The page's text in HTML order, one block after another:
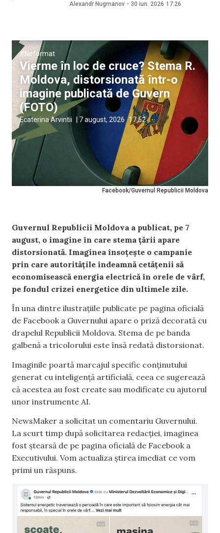
Alexandr Nugmanov - 30 iun. 2026 17:26
Facebook/Guvernul Republicii Moldova
#Neformat
Vierme în loc de cruce? Stema R.
Moldova, distorsionată într-o
imagine publicată de Guvern
(FOTO)
Ecaterina Arvintii 7 august, 2026 17:52
Guvernul Republicii Moldova a publicat, pe 7
august, o imagine în care stema țării apare
distorsionată. Imaginea însoțește o campanie
prin care autoritățile îndeamnă cetățenii să
economisească energia electrică în orele de vârf,
pe fondul crizei energetice din ultimele zile.
În una dintre ilustrațiile publicate pe pagina oficială
de Facebook a Guvernului apare o priză decorată cu
drapelul Republicii Moldova. Stema de pe banda
galbenă a tricolorului este însă redată distorsionat.
Imaginile poartă marcajul specific conținutului
generat cu inteligență artificială, ceea ce sugerează
că acestea au fost create sau modificate cu ajutorul
unor instrumente AI.
NewsMaker a solicitat un comentariu Guvernului.
La scurt timp după solicitarea redacției, imaginea
fost ștearsă de pe pagina oficială de Facebook a
Executivului. Vom actualiza știrea imediat ce vom
primi un răspuns.